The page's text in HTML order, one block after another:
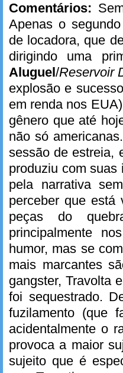
Comentários:
Apenas o
de locadora, que
dirigindo uma
Aluguel /Reservoir
explosão e
em renda nos
gênero que até
não só
sessão de estreia,
produziu com
pela narrativa
perceber que
peças do
principalmente
humor, mas se
mais marcantes
gangster, Travolta
foi sequestrado.
fuzilamento (que
acidentalmente o
provoca a maior
sujeito que é